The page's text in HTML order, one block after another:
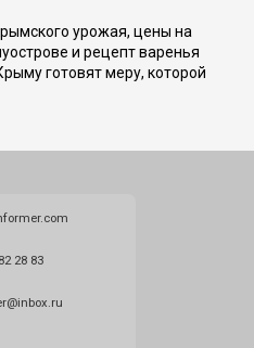
урожая, цены на
и рецепт варенья
готовят меру, которой
28 83